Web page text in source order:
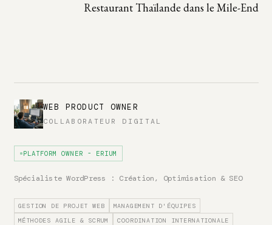
Restaurant Thaïlande dans le Mile-End
WEB PRODUCT OWNER
COLLABORATEUR DIGITAL
PLATFORM OWNER - ERIUM
Spécialiste WordPress : Création, Optimisation & SEO
GESTION DE PROJET WEB
MANAGEMENT D'ÉQUIPES
MÉTHODES AGILE & SCRUM
COORDINATION INTERNATIONALE